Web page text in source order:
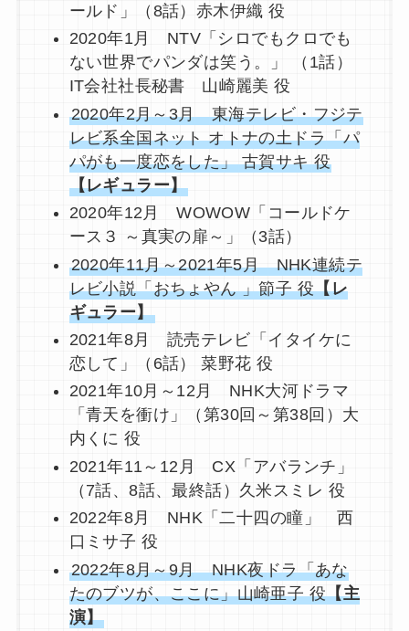
ールド」（8話）赤木伊織 役
2020年1月 NTV「シロでもクロでも
ない世界でパンダは笑う。」 （1話）
IT会社社長秘書 山崎麗美 役
2020年2月～3月 東海テレビ・フジテ
レビ系全国ネット オトナの土ドラ「パ
パがも一度恋をした」 古賀サキ 役
【レギュラー】
2020年12月 WOWOW「コールドケ
ース３ ～真実の扉～」（3話）
2020年11月～2021年5月 NHK連続テ
レビ小説「おちょやん 」節子 役【レ
ギュラー】
2021年8月 読売テレビ「イタイケに
恋して」（6話） 菜野花 役
2021年10月～12月 NHK大河ドラマ
「青天を衝け」（第30回～第38回）大
内くに 役
2021年11～12月 CX「アバランチ」
（7話、8話、最終話）久米スミレ 役
2022年8月 NHK「二十四の瞳」 西
口ミサ子 役
2022年8月～9月 NHK夜ドラ「あな
たのブツが、ここに」山崎亜子 役【主
演】